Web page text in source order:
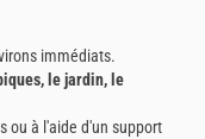
immédiats.
le jardin, le
ou à l'aide d'un support